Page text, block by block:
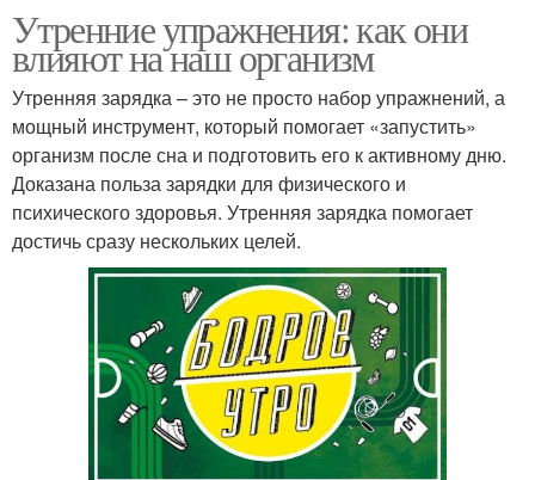
Утренние упражнения: как они
влияют на наш организм
Утренняя зарядка – это не просто набор упражнений, а
мощный инструмент, который помогает «запустить»
организм после сна и подготовить его к активному дню.
Доказана польза зарядки для физического и
психического здоровья. Утренняя зарядка помогает
достичь сразу нескольких целей.